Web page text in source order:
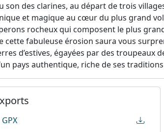
son des clarines, au départ de trois
et magique au cœur du plus grand
rocheux qui composent le plus
cette fabuleuse érosion saura vous
d’estives, égayées par des troupeaux
pays authentique, riche de ses
GPX